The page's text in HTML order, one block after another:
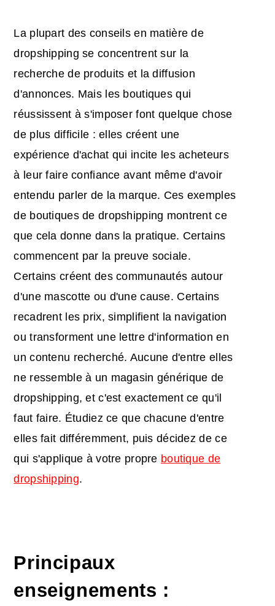
La plupart des conseils en matière de
dropshipping se concentrent sur la
recherche de produits et la diffusion
d'annonces. Mais les boutiques qui
réussissent à s'imposer font quelque chose
de plus difficile : elles créent une
expérience d'achat qui incite les acheteurs
à leur faire confiance avant même d'avoir
entendu parler de la marque. Ces exemples
de boutiques de dropshipping montrent ce
que cela donne dans la pratique. Certains
commencent par la preuve sociale.
Certains créent des communautés autour
d'une mascotte ou d'une cause. Certains
recadrent les prix, simplifient la navigation
ou transforment une lettre d'information en
un contenu recherché. Aucune d'entre elles
ne ressemble à un magasin générique de
dropshipping, et c'est exactement ce qu'il
faut faire. Étudiez ce que chacune d'entre
elles fait différemment, puis décidez de ce
qui s'applique à votre propre boutique de
dropshipping.
Principaux
enseignements :